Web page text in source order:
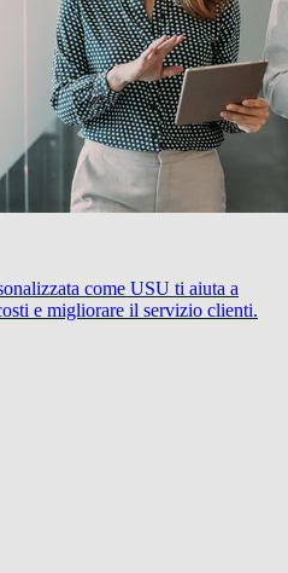
come USU ti aiuta a
e migliorare il servizio clienti.